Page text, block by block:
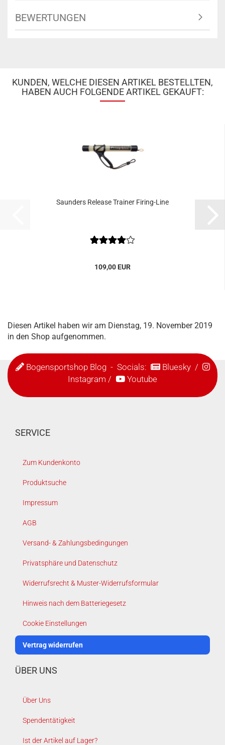
BEWERTUNGEN
KUNDEN, WELCHE DIESEN ARTIKEL BESTELLTEN,
HABEN AUCH FOLGENDE ARTIKEL GEKAUFT:
Saunders Release Trainer Firing-Line
109,00 EUR
Diesen Artikel haben wir am Dienstag, 19. November 2019
in den Shop aufgenommen.
Bogensportshop Blog- Socials: Bluesky/
Instagram / Youtube
SERVICE
Zum Kundenkonto
Produktsuche
Impressum
AGB
Versand- & Zahlungsbedingungen
Privatsphäre und Datenschutz
Widerrufsrecht & Muster-Widerrufsformular
Hinweis nach dem Batteriegesetz
Cookie Einstellungen
Vertrag widerrufen
ÜBER UNS
Über Uns
Spendentätigkeit
Ist der Artikel auf Lager?